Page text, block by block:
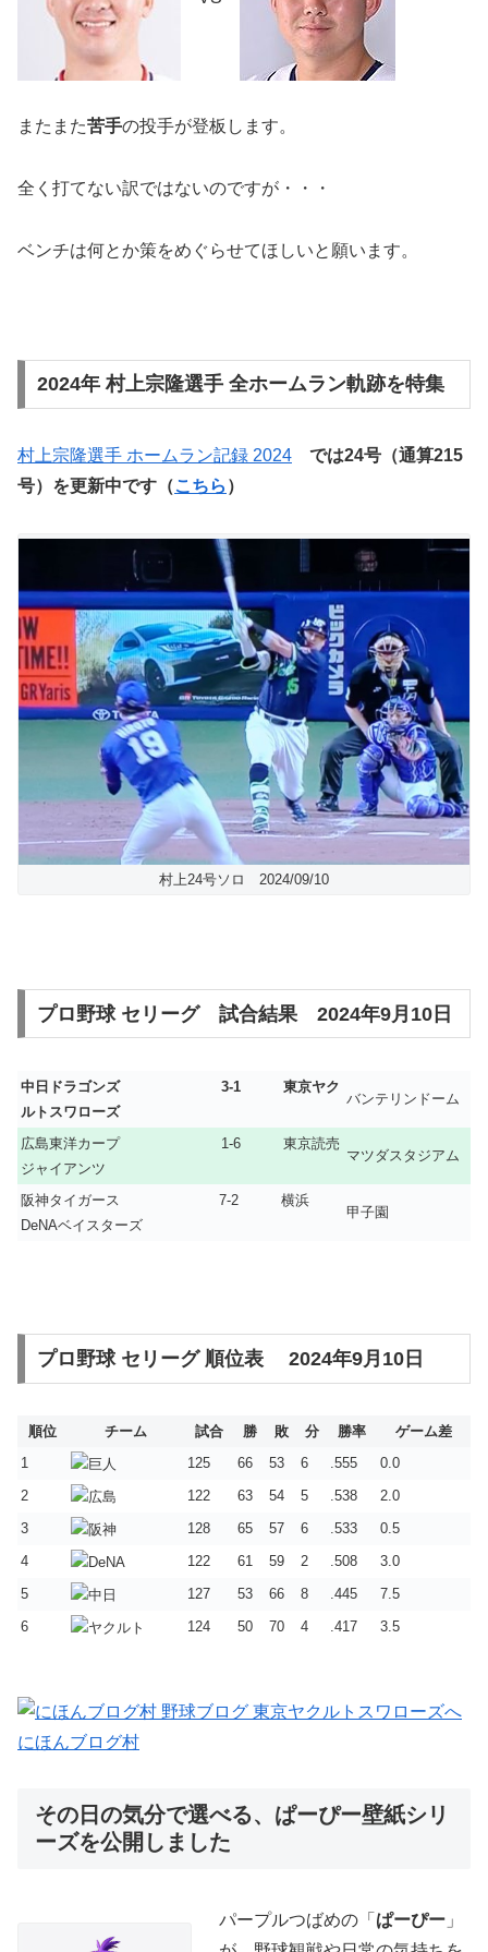
またまた苦手の投手が登板します。
全く打てない訳ではないのですが・・・
ベンチは何とか策をめぐらせてほしいと願います。
2024年 村上宗隆選手 全ホームラン軌跡を特集
村上宗隆選手 ホームラン記録 2024 では24号 （通算215
号） を更新中です（こちら ）
村上24号ソロ 2024/09/10
プロ野球 セリーグ 試合結果 2024年9月10日
中日ドラゴンズ 3-1 東京ヤク
ルトスワローズ
バンテリンドーム
広島東洋カープ 1-6 東京読売
ジャイアンツ
マツダスタジアム
阪神タイガース 7-2 横浜
DeNAベイスターズ
甲子園
プロ野球 セリーグ 順位表 2024年9月10日
順位 チーム 試合 勝 敗 分 勝率
ゲーム差
1
125 66 53 6 .555
0.0
2
122 63 54 5 .538
2.0
3
128 65 57 6 .533
0.5
4
122 61 59 2 .508
3.0
5
127 53 66 8 .445
7.5
6
124 50 70 4 .417 3.5
にほんブログ村
その日の気分で選べる、ぱーぴー壁紙シリ
ーズを公開しました
パープルつばめの「 ぱーぴー 」